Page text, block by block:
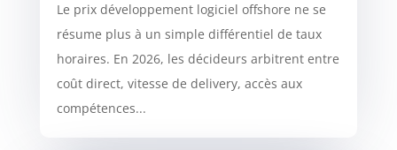
Le prix développement logiciel offshore ne se
résume plus à un simple différentiel de taux
horaires. En 2026, les décideurs arbitrent entre
coût direct, vitesse de delivery, accès aux
compétences...